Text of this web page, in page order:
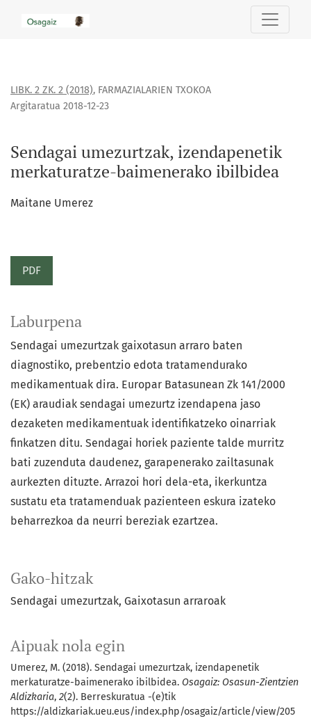
Sendagai umezurtzak, izendapenetik merkaturatze-
LIBK. 2 ZK. 2 (2018), FARMAZIALARIEN TXOKOA
Sendagai umezurtzak, izendapenetik
merkaturatze-baimenerako ibilbidea
Argitaratua 2018-12-23
Maitane Umerez
PDF
Gako-hitzak
Sendagai umezurtzak Gaixotasun arraroak
Aipuak nola egin
Umerez, M. (2018). Sendagai umezurtzak, izendapenetik
merkaturatze-baimenerako ibilbidea. Osagaiz: Osasun-Zientzien
Aldizkaria, 2(2). Berreskuratua -(e)tik
https://aldizkariak.ueu.eus/index.php/osagaiz/article/view/205
Laburpena
Sendagai umezurtzak gaixotasun arraro baten
diagnostiko, prebentzio edota tratamendurako
medikamentuak dira. Europar Batasunean Zk 141/2000
(EK) araudiak sendagai umezurtz izendapena jaso
dezaketen medikamentuak identifikatzeko oinarriak
finkatzen ditu. Sendagai horiek paziente talde murritz
bati zuzenduta daudenez, garapenerako zailtasunak
aurkezten dituzte. Arrazoi hori dela-eta, ikerkuntza
sustatu eta tratamenduak pazienteen eskura izateko
beharrezkoa da neurri bereziak ezartzea.